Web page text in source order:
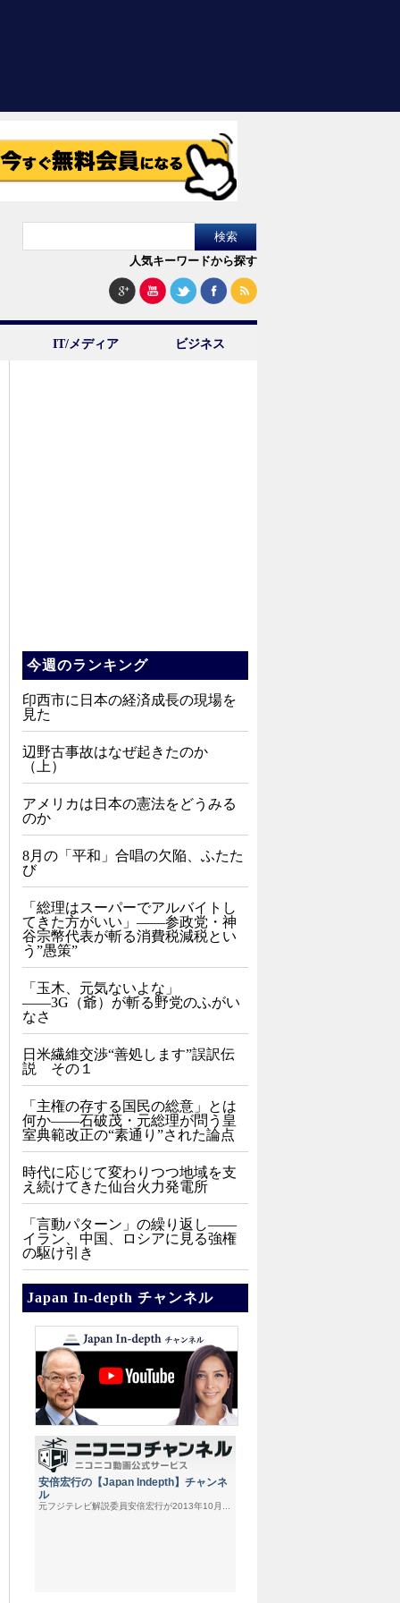
人気キーワードから探す
IT/メディア ビジネス
今週のランキング
印西市に日本の経済成長の現場を
見た
辺野古事故はなぜ起きたのか
（上）
アメリカは日本の憲法をどうみる
のか
8月の「平和」合唱の欠陥、ふたた
び
「総理はスーパーでアルバイトし
てきた方がいい」――参政党・神
谷宗幣代表が斬る消費税減税とい
う”愚策”
「玉木、元気ないよな」
――3G（爺）が斬る野党のふがい
なさ
日米繊維交渉“善処します”誤訳伝
説 その１
「主権の存する国民の総意」とは
何か――石破茂・元総理が問う皇
室典範改正の“素通り”された論点
時代に応じて変わりつつ地域を支
え続けてきた仙台火力発電所
「言動パターン」の繰り返し――
イラン、中国、ロシアに見る強権
の駆け引き
Japan In-depth チャンネル